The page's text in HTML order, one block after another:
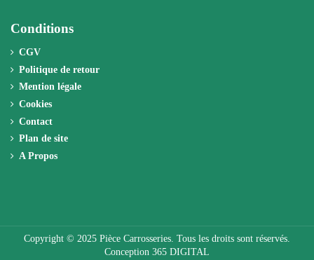
Conditions
CGV
Politique de retour
Mention légale
Cookies
Contact
Plan de site
A Propos
Copyright © 2025 Pièce Carrosseries. Tous les droits sont réservés.
Conception 365 DIGITAL